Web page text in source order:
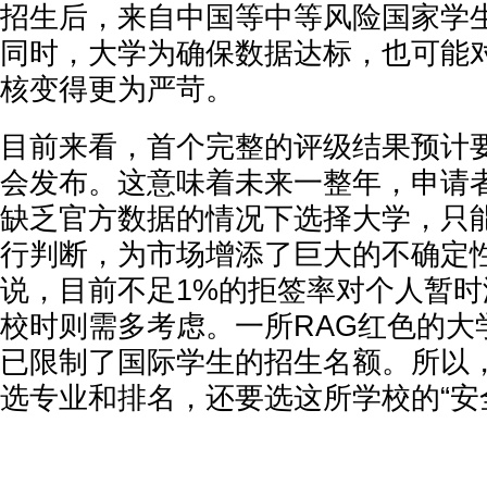
招生后，来自中国等中等风险国家学
同时，大学为确保数据达标，也可能
核变得更为严苛。
目前来看，首个完整的评级结果预计
会发布。这意味着未来一整年，申请
缺乏官方数据的情况下选择大学，只
行判断，为市场增添了巨大的不确定
说，目前不足1%的拒签率对个人暂
校时则需多考虑。一所RAG红色的大
已限制了国际学生的招生名额。所以
选专业和排名，还要选这所学校的“安